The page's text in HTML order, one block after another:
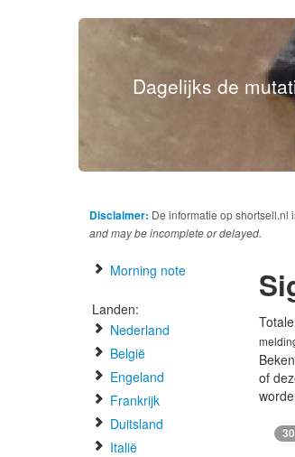
Dagelijks de
Disclaimer: De informatie op
and may be incomplete or delayed.
Morning note
Landen:
Nederland
België
Engeland
Frankrijk
Duitsland
Italië
of